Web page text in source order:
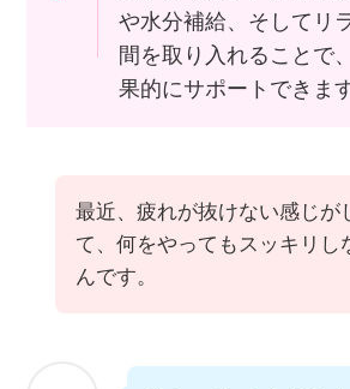
や水分補給、そしてリ
間を取り入れることで
果的にサポートできま
最近、疲れが抜けない感じが
て、何をやってもスッキリし
んです。